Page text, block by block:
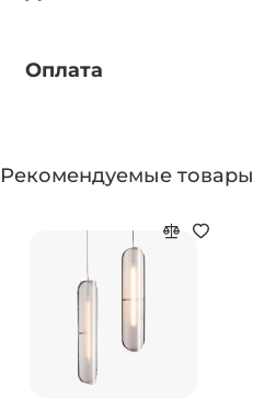
Оплата
Рекомендуемые товары